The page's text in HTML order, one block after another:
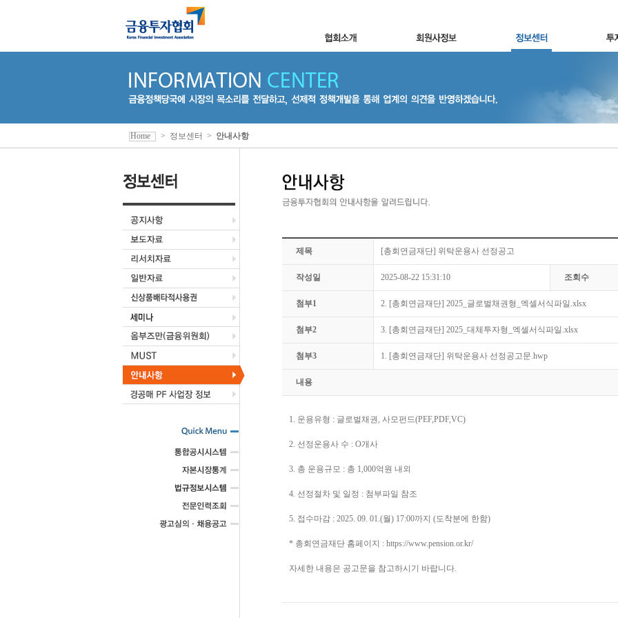
Home > 정보센터 > 안내사항
제목 [총회연금재단] 위탁운용사 선정공고
작성일 2025-08-22 15:31:10 조회수
첨부1 2. [총회연금재단] 2025_글로벌채권형_엑셀서식파일.xlsx
첨부2 3. [총회연금재단] 2025_대체투자형_엑셀서식파일.xlsx
첨부3 1. [총회연금재단] 위탁운용사 선정공고문.hwp
내용
1. 운용유형 : 글로벌채권, 사모펀드(PEF,PDF,VC)
2. 선정운용사 수 : O개사
3. 총 운용규모 : 총 1,000억원 내외
4. 선정절차 및 일정 : 첨부파일 참조
5. 접수마감 : 2025. 09. 01.(월) 17:00까지 (도착분에 한함)
* 총회연금재단 홈페이지 : https://www.pension.or.kr/
자세한 내용은 공고문을 참고하시기 바랍니다.